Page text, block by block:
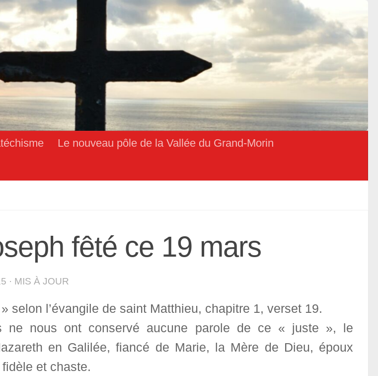
Le nouveau pôle de la Vallée du Grand-Morin
fêté ce 19 mars
· MIS À JOUR
selon l’évangile de saint Matthieu, chapitre 1, verset 19.
ne nous ont conservé aucune parole de ce « juste », le
en Galilée, fiancé de Marie, la Mère de Dieu, époux
et chaste.